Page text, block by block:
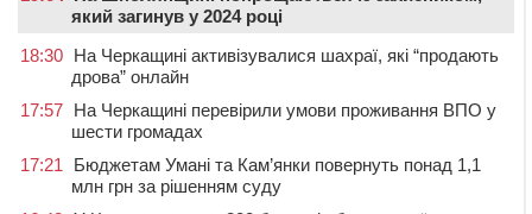
який загинув у 2024 році
18:30 На Черкащині активізувалися шахраї, які “продають
дрова” онлайн
17:57 На Черкащині перевірили умови проживання ВПО у
шести громадах
17:21
Бюджетам Умані та Кам’янки повернуть понад 1,1
млн грн за рішенням суду